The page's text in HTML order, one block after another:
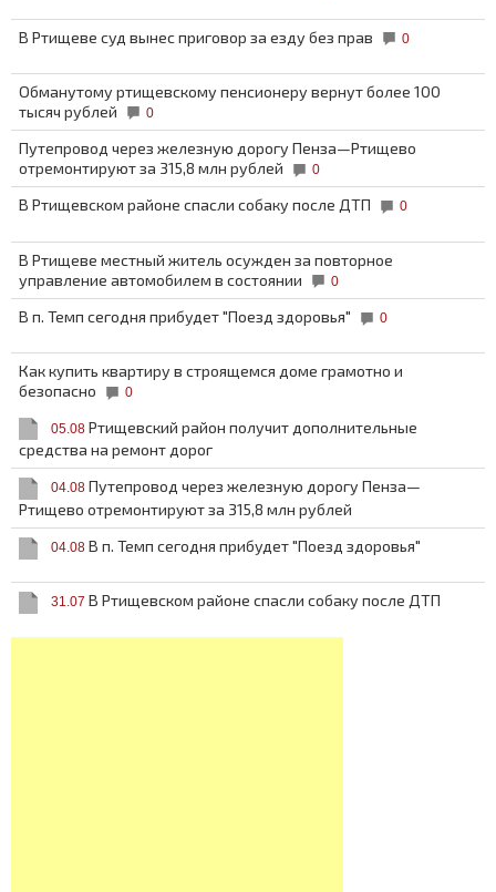
В Ртищеве суд вынес приговор за езду без прав 0
Обманутому ртищевскому пенсионеру вернут более 100
тысяч рублей
0
Путепровод через железную дорогу Пенза—Ртищево
отремонтируют за 315,8 млн рублей
0
В Ртищевском районе спасли собаку после ДТП 0
В Ртищеве местный житель осужден за повторное
управление автомобилем в состоянии
0
В п. Темп сегодня прибудет "Поезд здоровья" 0
Как купить квартиру в строящемся доме грамотно и
безопасно
0
05.08 Ртищевский район получит дополнительные
средства на ремонт дорог
04.08 Путепровод через железную дорогу Пенза—
Ртищево отремонтируют за 315,8 млн рублей
04.08 В п. Темп сегодня прибудет "Поезд здоровья"
31.07 В Ртищевском районе спасли собаку после ДТП